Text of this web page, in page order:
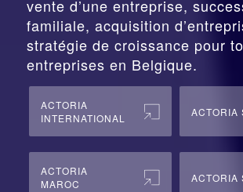
vente d’une entreprise,
familiale, acquisition
stratégie de croissance pour
entreprises en Belgique.
ACTORIA
INTERNATIONAL
ACTORIA
ACTORIA
MAROC
ACTORIA